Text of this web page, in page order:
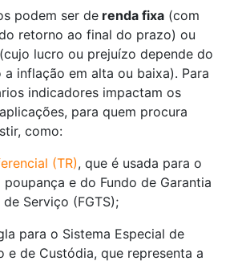
podem ser de renda fixa (com
retorno ao final do prazo) ou
(cujo lucro ou prejuízo depende do
a inflação em alta ou baixa). Para
indicadores impactam os
para quem procura
como:
(TR), que é usada para o
e do Fundo de Garantia
Serviço (FGTS);
para o Sistema Especial de
e de Custódia, que representa a